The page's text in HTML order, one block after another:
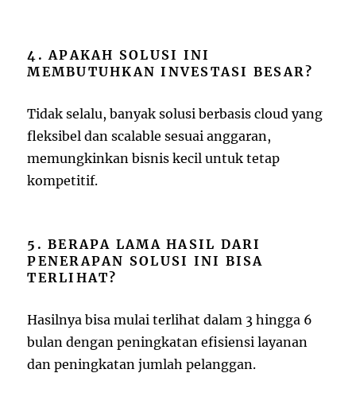
4. APAKAH SOLUSI INI
MEMBUTUHKAN INVESTASI BESAR?
Tidak selalu, banyak solusi berbasis cloud yang
fleksibel dan scalable sesuai anggaran,
memungkinkan bisnis kecil untuk tetap
kompetitif.
5. BERAPA LAMA HASIL DARI
PENERAPAN SOLUSI INI BISA
TERLIHAT?
Hasilnya bisa mulai terlihat dalam 3 hingga 6
bulan dengan peningkatan efisiensi layanan
dan peningkatan jumlah pelanggan.